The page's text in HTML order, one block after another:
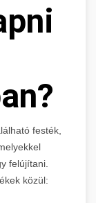
festék,
felújítani.
közül: